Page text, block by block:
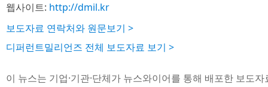
웹사이트: http://dmil.kr
보도자료 연락처와 원문보기 >
디퍼런트밀리언즈 전체 보도자료 보기 >
이 뉴스는 기업·기관·단체가 뉴스와이어를 통해 배포한 보도